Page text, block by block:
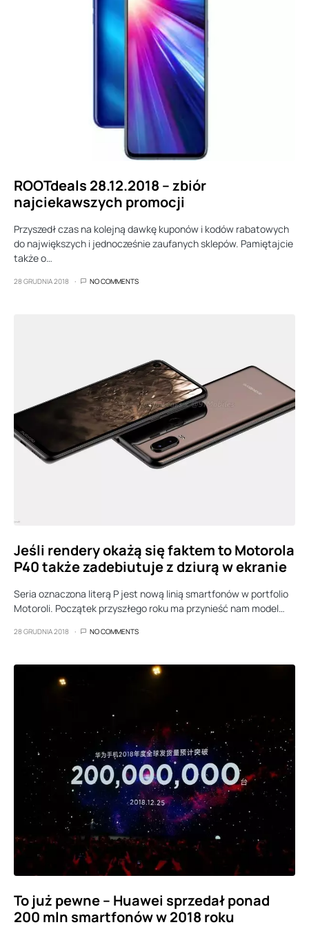
ROOTdeals 28.12.2018 – zbiór
najciekawszych promocji
Przyszedł czas na kolejną dawkę kuponów i kodów rabatowych
do największych i jednocześnie zaufanych sklepów. Pamiętajcie
także o…
28 GRUDNIA 2018 NO COMMENTS
Jeśli rendery okażą się faktem to Motorola
P40 także zadebiutuje z dziurą w ekranie
Seria oznaczona literą P jest nową linią smartfonów w portfolio
Motoroli. Początek przyszłego roku ma przynieść nam model…
28 GRUDNIA 2018 NO COMMENTS
To już pewne – Huawei sprzedał ponad
200 mln smartfonów w 2018 roku